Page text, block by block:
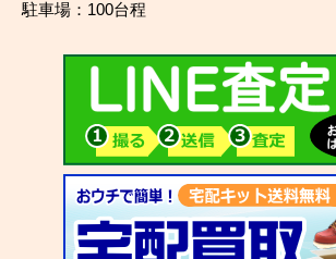
駐車場：100台程